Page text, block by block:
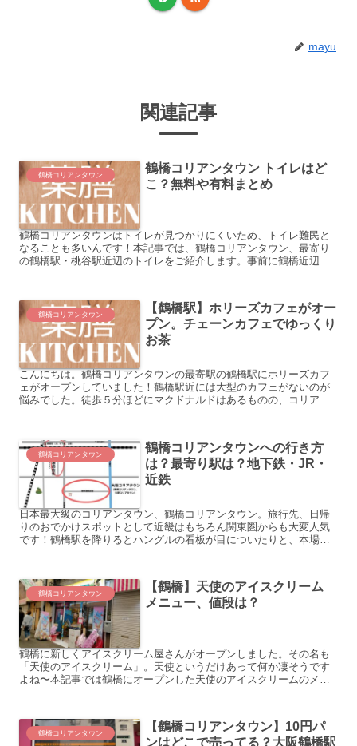
mayu
関連記事
鶴橋コリアンタウン
鶴橋コリアンタウン トイレはど
こ？無料や有料まとめ
鶴橋コリアンタウンはトイレが見つかりにくいため、トイレ難民と
なることも多いんです！本記事では、鶴橋コリアンタウン、最寄り
の鶴橋駅・桃谷駅近辺のトイレをご紹介します。事前に鶴橋近辺の
鶴橋コリアンタウン
【鶴橋駅】ホリーズカフェがオー
プン。チェーンカフェでゆっくり
お茶
こんにちは。鶴橋コリアンタウンの最寄駅の鶴橋駅にホリーズカフ
ェがオープンしていました！鶴橋駅近には大型のカフェがないのが
悩みでした。徒歩５分ほどにマクドナルドはあるものの、コリアン
鶴橋コリアンタウン
鶴橋コリアンタウンへの行き方
は？最寄り駅は？地下鉄・JR・
近鉄
日本最大級のコリアンタウン、鶴橋コリアンタウン。旅行先、日帰
りのおでかけスポットとして近畿はもちろん関東圏からも大変人気
です！鶴橋駅を降りるとハングルの看板が目についたりと、本場韓
鶴橋コリアンタウン
【鶴橋】天使のアイスクリーム
メニュー、値段は？
鶴橋に新しくアイスクリーム屋さんがオープンしました。その名も
「天使のアイスクリーム」。天使というだけあって何か凄そうです
よね〜本記事では鶴橋にオープンした天使のアイスクリームのメニ
鶴橋コリアンタウン
【鶴橋コリアンタウン】10円パ
ンはどこで売ってる？大阪鶴橋駅